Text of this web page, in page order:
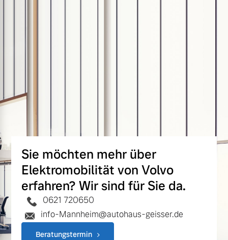
Sie möchten mehr über
Elektromobilität von Volvo
erfahren? Wir sind für Sie da.
0621 720650
info-Mannheim@autohaus-geisser.de
Beratungstermin